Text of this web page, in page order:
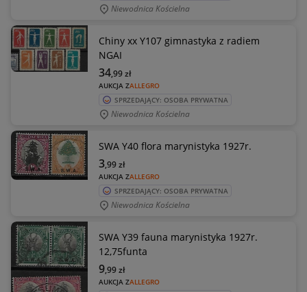
Niewodnica Kościelna
Chiny xx Y107 gimnastyka z radiem
NGAI
AUKCJA ZALLEGRO
34,99zł
SPRZEDAJĄCY: OSOBA PRYWATNA
Niewodnica Kościelna
SWA Y40 flora marynistyka 1927r.
AUKCJA ZALLEGRO
3,99zł
SPRZEDAJĄCY: OSOBA PRYWATNA
Niewodnica Kościelna
SWA Y39 fauna marynistyka 1927r.
12,75funta
AUKCJA ZALLEGRO
9,99zł